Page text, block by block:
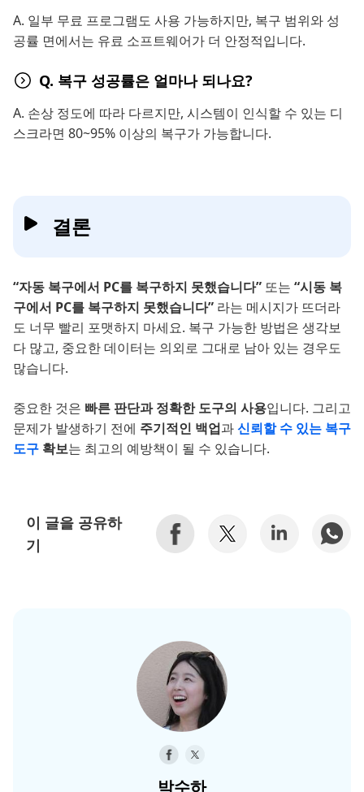
A. 일부 무료 프로그램도 사용 가능하지만, 복구 범위와 성
공률 면에서는 유료 소프트웨어가 더 안정적입니다.
Q. 복구 성공률은 얼마나 되나요?
A. 손상 정도에 따라 다르지만, 시스템이 인식할 수 있는 디
스크라면 80~95% 이상의 복구가 가능합니다.
결론
“자동 복구에서 PC를 복구하지 못했습니다” 또는 “시동 복
구에서 PC를 복구하지 못했습니다” 라는 메시지가 뜨더라
도 너무 빨리 포맷하지 마세요. 복구 가능한 방법은 생각보
다 많고, 중요한 데이터는 의외로 그대로 남아 있는 경우도
많습니다.
중요한 것은 빠른 판단과 정확한 도구의 사용입니다. 그리고
문제가 발생하기 전에 주기적인 백업과신뢰할 수 있는 복구
도구 확보는 최고의 예방책이 될 수 있습니다.
이 글을 공유하
기
박수하